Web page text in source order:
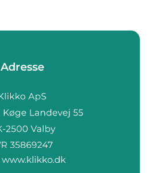
Adresse
www.klikko.dk